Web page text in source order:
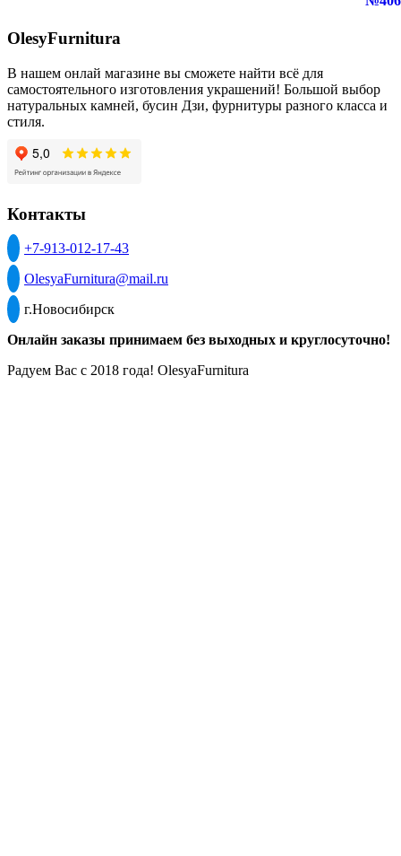
OlesyFurnitura
В нашем онлай магазине вы сможете найти всё для
самостоятельного изготовления украшений! Большой выбор
натуральных камней, бусин Дзи, фурнитуры разного класса и
стиля.
Контакты
+7-913-012-17-43
OlesyaFurnitura@mail.ru
г.Новосибирск
Онлайн заказы принимаем без выходных и круглосуточно!
Радуем Вас с 2018 года! OlesyaFurnitura